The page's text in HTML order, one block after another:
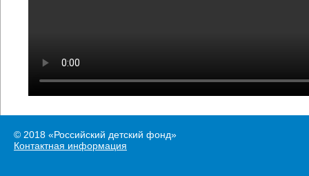
© 2018 «Российский детский фонд»
Контактная информация